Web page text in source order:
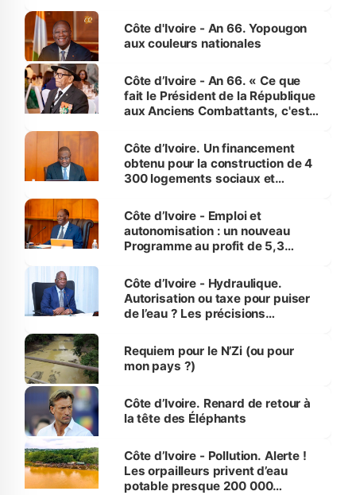
l'Etat de droit pour préserver les
vies humaines »
Côte d'Ivoire - An 66. Yopougon
aux couleurs nationales
Côte d’Ivoire - An 66. « Ce que
fait le Président de la République
aux Anciens Combattants, c'est
Côte d’Ivoire. Un financement
obtenu pour la construction de 4
300 logements sociaux et
et Yamoussoukro
Côte d’Ivoire - Emploi et
autonomisation : un nouveau
Programme au profit de 5,3
Côte d’Ivoire - Hydraulique.
Autorisation ou taxe pour puiser
de l’eau ? Les précisions
Requiem pour le N’Zi (ou pour
mon pays ?)
Côte d’Ivoire. Renard de retour à
la tête des Éléphants
Côte d’Ivoire - Pollution. Alerte !
Les orpailleurs privent d’eau
potable presque 200 000